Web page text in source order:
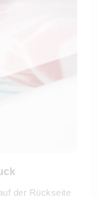
der Rückseite